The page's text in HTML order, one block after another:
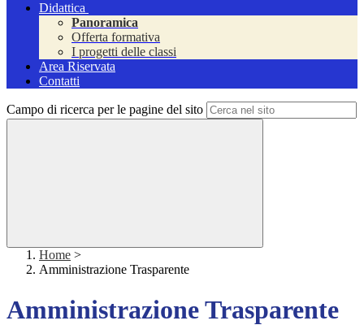
Didattica
Panoramica
Offerta formativa
I progetti delle classi
Area Riservata
Contatti
Campo di ricerca per le pagine del sito
Home >
Amministrazione Trasparente
Amministrazione Trasparente